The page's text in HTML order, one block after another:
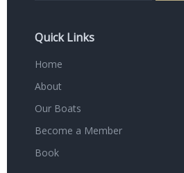
Quick Links
Home
About
Our Boats
Become a Member
Book